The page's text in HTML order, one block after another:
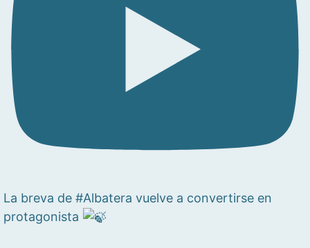
La breva de #Albatera vuelve a convertirse en
protagonista